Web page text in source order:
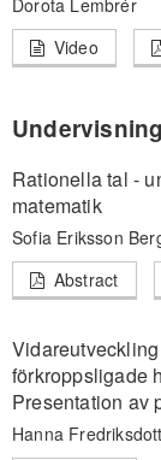
Video
Undervisning
Rationella tal -
matematik
Sofia Eriksson
Abstract
förkroppsligade
Presentation av
Hanna